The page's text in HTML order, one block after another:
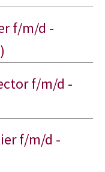
f/m/d -
f/m/d -
f/m/d -